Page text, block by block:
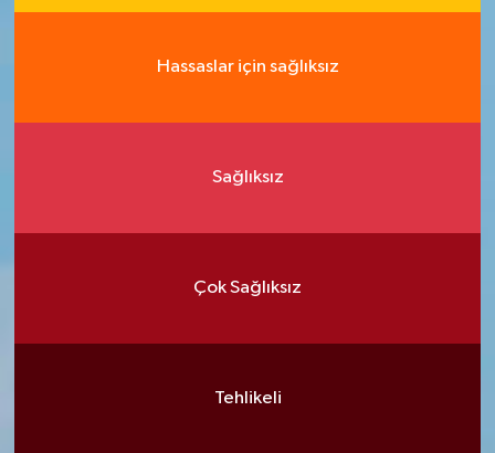
Hassaslar için sağlıksız
Sağlıksız
Çok Sağlıksız
Tehlikeli